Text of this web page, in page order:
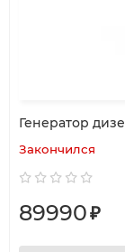
Генератор
Закончился
89990₽